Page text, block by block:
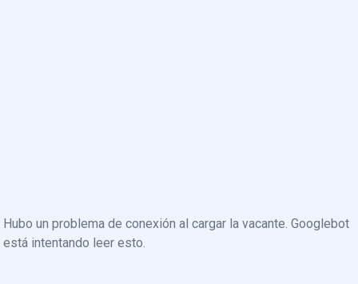
Hubo un problema de conexión al cargar la vacante. Googlebot
está intentando leer esto.